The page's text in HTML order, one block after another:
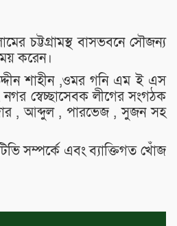
চট্টগ্রামস্থ বাসভবনে সৌজন্য
করেন।
শাহীন ,ওমর গনি এম ই এস
স্বেচ্ছাসেবক লীগের সংগঠক
, আব্দুল , পারভেজ , সুজন সহ
সম্পর্কে এবং ব্যাক্তিগত খোঁজ